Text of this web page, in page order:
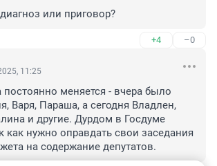
или приговор?
+4 –0
11:25
меняется - вчера было
Варя, Параша, а сегодня Владлен,
и другие. Дурдом в Госдуме
как нужно оправдать свои заседания
на содержание депутатов.